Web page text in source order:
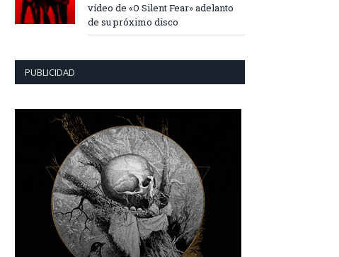
vídeo de «O Silent Fear» adelanto
de su próximo disco
PUBLICIDAD